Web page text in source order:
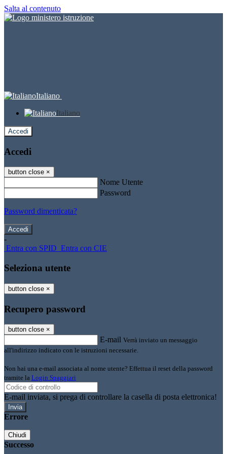
Salta al contenuto
Italiano
Italiano
Accedi
Accedi
button close ×
Nome Utente
Password
Password dimenticata?
-
Entra con SPID Entra con CIE
Seleziona utente
button close ×
Recupero password
button close ×
E-mail Verrà inviato un messaggio
all'indirizzo indicato con le istruzioni necessarie.
Non hai una e-mail associata al nome utente? Effettua il reset della password
tramite la Login Spaggiari
E-mail inviata, si prega di controllare la casella di posta elettronica!
Errore
Chiudi
Successo